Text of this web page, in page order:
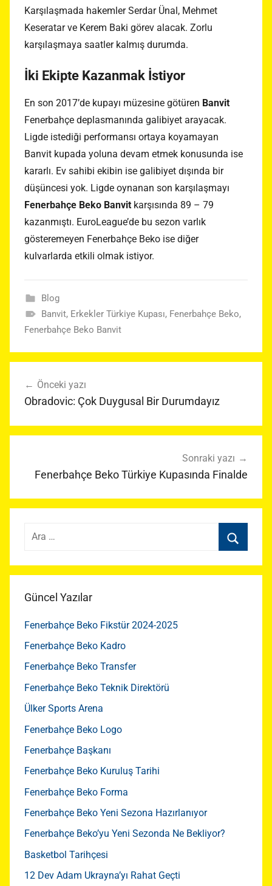
Karşılaşmada hakemler Serdar Ünal, Mehmet
Keseratar ve Kerem Baki görev alacak. Zorlu
karşılaşmaya saatler kalmış durumda.
İki Ekipte Kazanmak İstiyor
En son 2017’de kupayı müzesine götüren Banvit
Fenerbahçe deplasmanında galibiyet arayacak.
Ligde istediği performansı ortaya koyamayan
Banvit kupada yoluna devam etmek konusunda ise
kararlı. Ev sahibi ekibin ise galibiyet dışında bir
düşüncesi yok. Ligde oynanan son karşılaşmayı
Fenerbahçe Beko Banvit karşısında 89 – 79
kazanmıştı. EuroLeague’de bu sezon varlık
gösteremeyen Fenerbahçe Beko ise diğer
kulvarlarda etkili olmak istiyor.
Blog
Banvit, Erkekler Türkiye Kupası, Fenerbahçe Beko,
Fenerbahçe Beko Banvit
gezinmesi
Önceki yazı
Obradovic: Çok Duygusal Bir Durumdayız
Sonraki yazı
Fenerbahçe Beko Türkiye Kupasında Finalde
Arama:
Güncel Yazılar
Fenerbahçe Beko Fikstür 2024-2025
Fenerbahçe Beko Kadro
Fenerbahçe Beko Transfer
Fenerbahçe Beko Teknik Direktörü
Ülker Sports Arena
Fenerbahçe Beko Logo
Fenerbahçe Başkanı
Fenerbahçe Beko Kuruluş Tarihi
Fenerbahçe Beko Forma
Fenerbahçe Beko Yeni Sezona Hazırlanıyor
Fenerbahçe Beko’yu Yeni Sezonda Ne Bekliyor?
Basketbol Tarihçesi
12 Dev Adam Ukrayna’yı Rahat Geçti